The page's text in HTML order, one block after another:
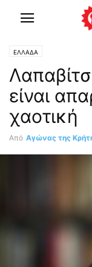
ΕΛΛΑΔΑ
είναι
χαοτική
Από Αγώνας της